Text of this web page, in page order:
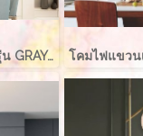
โคมไฟแขวนเพดาน รุ่น GRAYCE EVE-00417 LED 5W